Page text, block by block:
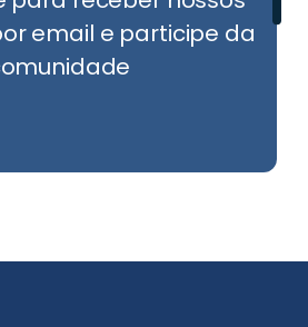
email e participe da